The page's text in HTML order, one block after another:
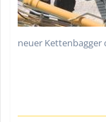
neuer Kettenbagger